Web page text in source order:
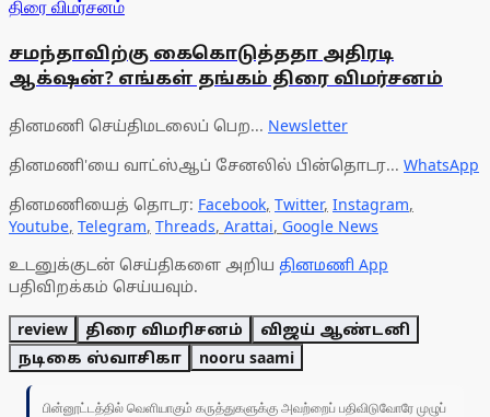
சமந்தாவிற்கு கைகொடுத்ததா அதிரடி
ஆக்‌ஷன்? எங்கள் தங்கம் திரை விமர்சனம்
தினமணி செய்திமடலைப் பெற... Newsletter
தினமணி'யை வாட்ஸ்ஆப் சேனலில் பின்தொடர... WhatsApp
தினமணியைத் தொடர: Facebook, Twitter, Instagram,
Youtube, Telegram, Threads, Arattai, Google News
உடனுக்குடன் செய்திகளை அறிய தினமணி App
பதிவிறக்கம் செய்யவும்.
review திரை விமரிசனம்
விஜய் ஆண்டனி
நடிகை ஸ்வாசிகா
nooru saami
பின்னூட்டத்தில் வெளியாகும் கருத்துகளுக்கு அவற்றைப் பதிவிடுவோரே முழுப்